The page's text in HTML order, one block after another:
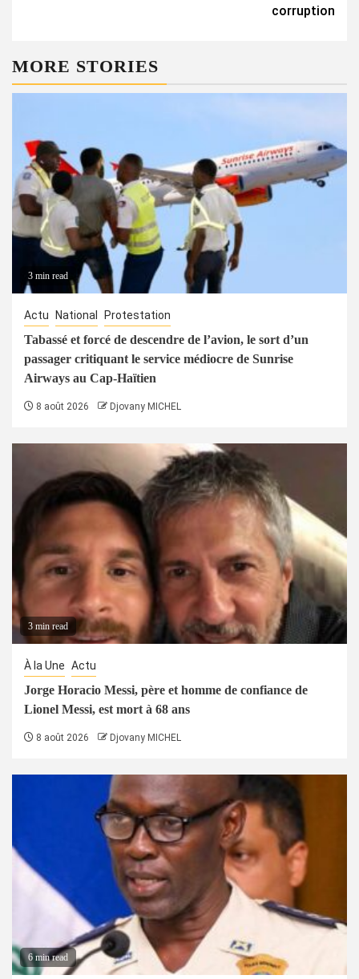
corruption
MORE STORIES
3 min read
Actu National Protestation
Tabassé et forcé de descendre de l’avion, le sort d’un
passager critiquant le service médiocre de Sunrise
Airways au Cap-Haïtien
8 août 2026 Djovany MICHEL
3 min read
À la Une Actu
Jorge Horacio Messi, père et homme de confiance de
Lionel Messi, est mort à 68 ans
8 août 2026 Djovany MICHEL
6 min read